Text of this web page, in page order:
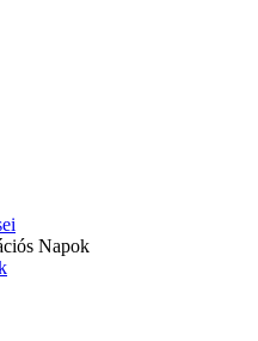
Napok